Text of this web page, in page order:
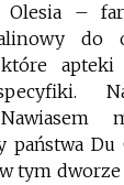
–
do
apteki
państwa Du
tym dworze